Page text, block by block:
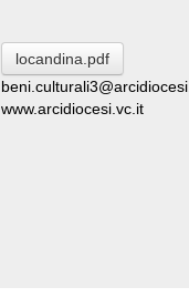
locandina.pdf
www.arcidiocesi.vc.it